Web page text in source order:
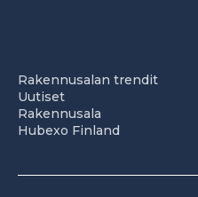
Rakennusalan trendit
Uutiset
Rakennusala
Hubexo Finland